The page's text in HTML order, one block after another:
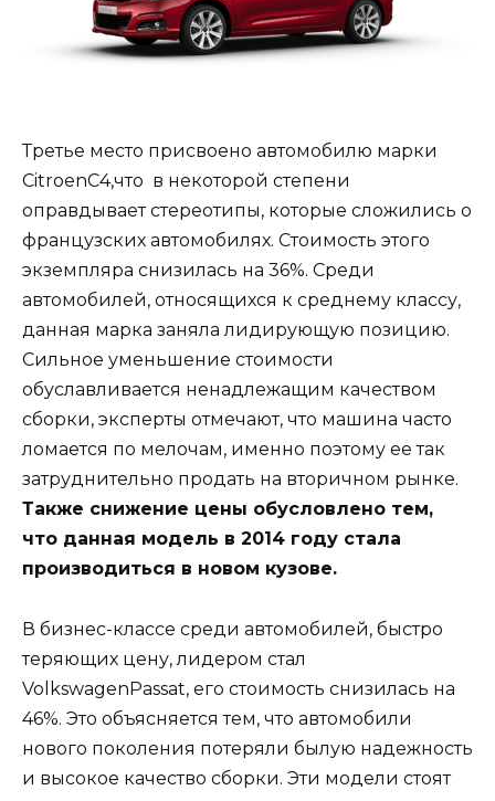
Третье место присвоено автомобилю марки
CitroenC4,что в некоторой степени
оправдывает стереотипы, которые сложились о
французских автомобилях. Стоимость этого
экземпляра снизилась на 36%. Среди
автомобилей, относящихся к среднему классу,
данная марка заняла лидирующую позицию.
Сильное уменьшение стоимости
обуславливается ненадлежащим качеством
сборки, эксперты отмечают, что машина часто
ломается по мелочам, именно поэтому ее так
затруднительно продать на вторичном рынке.
Также снижение цены обусловлено тем,
что данная модель в 2014 году стала
производиться в новом кузове.
В бизнес-классе среди автомобилей, быстро
теряющих цену, лидером стал
VolkswagenPassat, его стоимость снизилась на
46%. Это объясняется тем, что автомобили
нового поколения потеряли былую надежность
и высокое качество сборки. Эти модели стоят